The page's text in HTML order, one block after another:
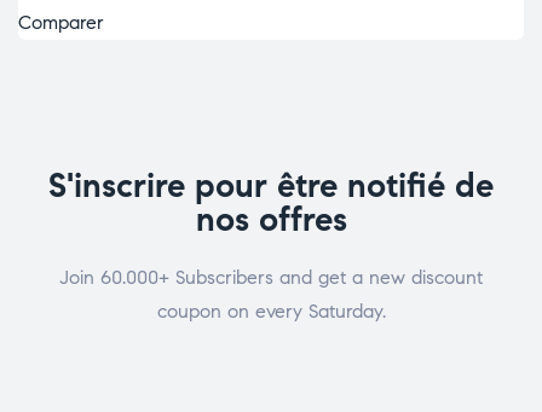
Comparer
S'inscrire pour être notifié de
nos offres
Join 60.000+ Subscribers and get a new discount
coupon on every Saturday.